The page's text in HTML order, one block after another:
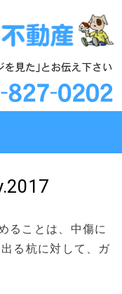
ることは、中傷に
る杭に対して、ガ